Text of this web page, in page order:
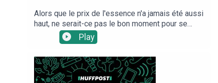
Alors que le prix de l'essence n'a jamais été aussi
haut, ne serait-ce pas le bon moment pour se
mettre aux "mobilités douces"? Mais entre le
vélo, la trottinette ou le scooter électrique, que
de savoir ce qui vous sied le plus. Mais si vous
voulez faire un choix écolo, il faut regarder en
Play